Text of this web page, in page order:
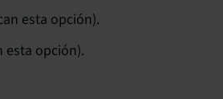
esta opción).
esta opción).